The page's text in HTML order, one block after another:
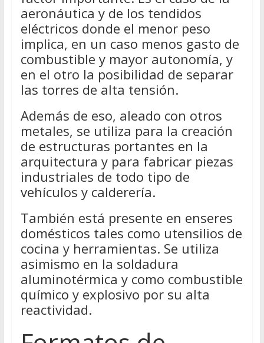
aeronáutica y de los tendidos
eléctricos donde el menor peso
implica, en un caso menos gasto de
combustible y mayor autonomía, y
en el otro la posibilidad de separar
las torres de alta tensión.
Además de eso, aleado con otros
metales, se utiliza para la creación
de estructuras portantes en la
arquitectura y para fabricar piezas
industriales de todo tipo de
vehículos y calderería.
También está presente en enseres
domésticos tales como utensilios de
cocina y herramientas. Se utiliza
asimismo en la soldadura
aluminotérmica y como combustible
químico y explosivo por su alta
reactividad.